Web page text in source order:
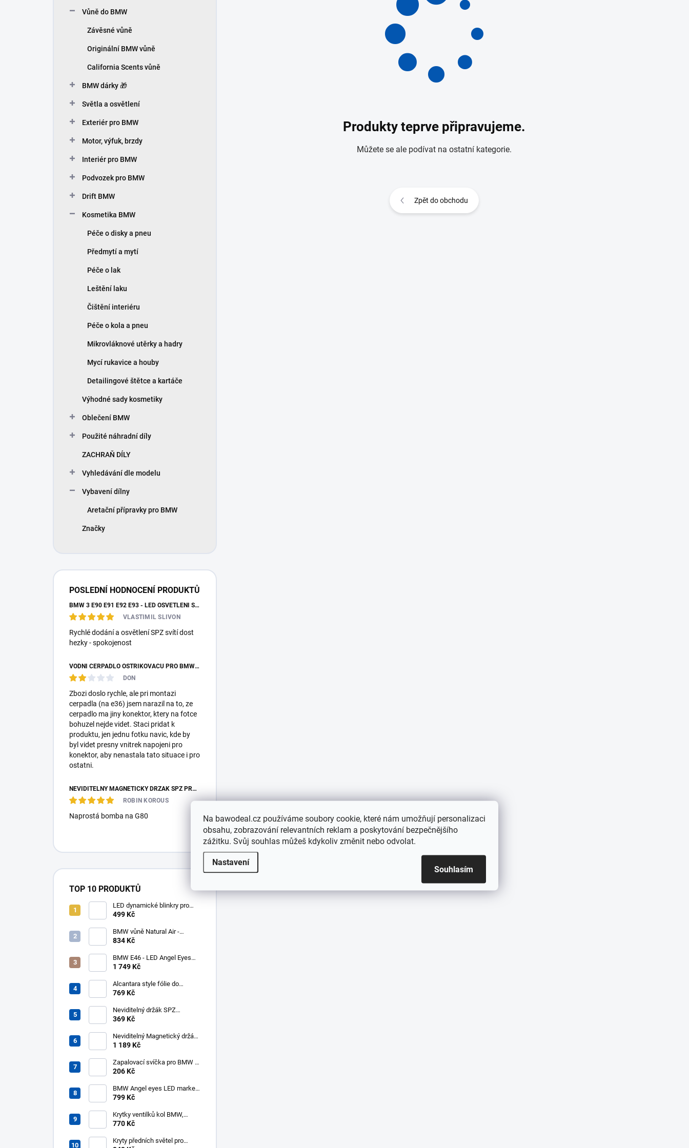
Na bawodeal.cz používáme soubory cookie, které nám umožňují personalizaci
obsahu, zobrazování relevantních reklam a poskytování bezpečnějšího
zážitku. Svůj souhlas můžeš kdykoliv změnit nebo odvolat.
Nastavení
Souhlasím
Vůně do BMW
Závěsné vůně
Originální BMW vůně
California Scents vůně
BMW dárky 🎁
Světla a osvětlení
Exteriér pro BMW
Motor, výfuk, brzdy
Interiér pro BMW
Podvozek pro BMW
Drift BMW
Kosmetika BMW
Péče o disky a pneu
Předmytí a mytí
Péče o lak
Leštění laku
Čištění interiéru
Péče o kola a pneu
Mikrovláknové utěrky a hadry
Mycí rukavice a houby
Detailingové štětce a kartáče
Výhodné sady kosmetiky
Oblečení BMW
Použité náhradní díly
ZACHRAŇ DÍLY
Vyhledávání dle modelu
Vybavení dílny
Aretační přípravky pro BMW
Značky
POSLEDNÍ HODNOCENÍ PRODUKTŮ
BMW 3 E90 E91 E92 E93 - LED OSVĚTLENÍ SPZ
VLASTIMIL SLIVON
Rychlé dodání a osvětlení SPZ svítí dost
hezky - spokojenost
VODNÍ ČERPADLO OSTŘIKOVAČŮ PRO BMW E87 E36 E46 E90 E39 E60 E38 E65 E53 E83 F10 F25 F26 MEYLE
DON
Zbozi doslo rychle, ale pri montazi
cerpadla (na e36) jsem narazil na to, ze
cerpadlo ma jiny konektor, ktery na fotce
bohuzel nejde videt. Staci pridat k
produktu, jen jednu fotku navic, kde by
byl videt presny vnitrek napojeni pro
konektor, aby nenastala tato situace i pro
ostatni.
NEVIDITELNÝ MAGNETICKÝ DRŽÁK SPZ PRO 2 ZNAČKY - REVOKE
ROBIN KOROUS
Naprostá bomba na G80
TOP 10 PRODUKTŮ
LED dynamické blinkry pro
BMW E90/E91/E92 05-11,
499 Kč
BMW vůně Natural Air -
startovní balíček
834 Kč
BMW E46 - LED Angel Eyes
kroužky UHP Cotton Mléčné
1 749 Kč
Alcantara style fólie do
interiéru 140x50cm černá
769 Kč
Neviditelný držák SPZ
Transparent pro 2 značky -
369 Kč
Neviditelný Magnetický držák
SPZ pro 2 značky - REVOKE
1 189 Kč
Zapalovací svíčka pro BMW -
NGK 3199 BKR6EQUP
206 Kč
BMW Angel eyes LED markery
10W 6000K
799 Kč
Krytky ventilků kol BMW,
čepičky
770 Kč
Kryty předních světel pro
Produkty teprve připravujeme.
Můžete se ale podívat na ostatní kategorie.
Zpět do obchodu